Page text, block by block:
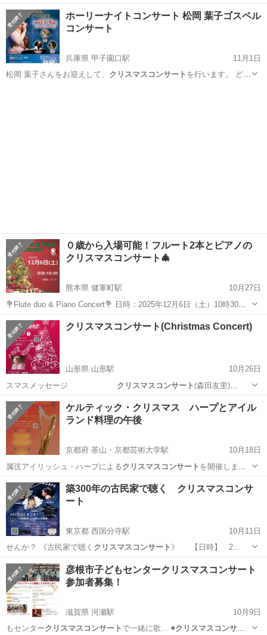
🎄✨ 名古屋では、…
沖縄 那覇市 古島駅 コンサート/ショー ハープ
ホーリーナイトコンサート 松岡 葉子ゴスペル
コンサート
兵庫県 甲子園口駅
11月1日
松岡 葉子さんをお迎えして、 クリスマスコンサート を行います。 どな
０歳から入場可能！フルート2本とピアノの
クリスマスコンサート🎄
熊本県 健軍町駅
10月27日
💐Flute duo & Piano Concert💐 日時：2025年12月6日（土）10時30分
開演 場所：#熊本県立劇場 和室 入場料：前売券800円 当日
券1000円 （未就学児無料）0歳からお待ち...
熊本 熊本市 健軍町駅 コンサート/ショー
クリスマスコンサート(Christmas Concert)
山形県 山形駅
10月26日
スマスメッセージ クリスマスコンサート (森田友里)
[ゴ…
山形 山形市 コンサート/ショー
クリスマスコンサート
ケルティック・クリスマス ハープとアイル
ランド料理の午後
京都府 茶山・京都芸術大学駅
10月18日
属弦アイリッシュ・ハープによるクリスマスコンサート を開催しま
す。 アイルラ…
京都 京都市 茶山・京都芸術大学駅 コンサート/ショー
ハープ
築300年の古民家で聴く クリスマスコンサ
ート
東京都 西国分寺駅
10月11日
せんか？ 《古民家で聴く クリスマスコンサート 》 【日時】 2…
東京 国分寺市 西国分寺駅 コンサート/ショー
クリスマスコンサート
彦根市子どもセンタークリスマスコンサート
参加者募集！
滋賀県 河瀬駅
10月9日
もセンタークリスマスコンサート で一緒に歌… ◾️クリスマスコンサー